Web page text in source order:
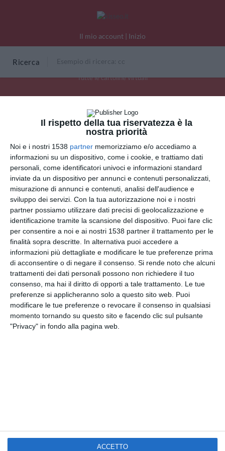
Il rispetto della tua riservatezza è la
nostra priorità
Noi e i nostri 1538 partner memorizziamo e/o accediamo a
informazioni su un dispositivo, come i cookie, e trattiamo dati
personali, come identificatori univoci e informazioni standard
inviate da un dispositivo per annunci e contenuti personalizzati,
misurazione di annunci e contenuti, analisi dell'audience e
sviluppo dei servizi. Con la tua autorizzazione noi e i nostri
partner possiamo utilizzare dati precisi di geolocalizzazione e
identificazione tramite la scansione del dispositivo. Puoi fare clic
per consentire a noi e ai nostri 1538 partner il trattamento per le
finalità sopra descritte. In alternativa puoi accedere a
informazioni più dettagliate e modificare le tue preferenze prima
di acconsentire o di negare il consenso. Si rende noto che alcuni
trattamenti dei dati personali possono non richiedere il tuo
consenso, ma hai il diritto di opporti a tale trattamento. Le tue
preferenze si applicheranno solo a questo sito web. Puoi
modificare le tue preferenze o revocare il consenso in qualsiasi
momento tornando su questo sito e facendo clic sul pulsante
"Privacy" in fondo alla pagina web.
ACCETTO
Il mio account | Inizio
Ricerca
Tutte le cartoline virtuali
Dadi per il Venerdì 13
INVIA QUESTA CARTOLINA
via Email(GRATUITO)
CONDIVIDI QUESTA
CARTOLINA
Facebook, Twitter, WhatsApp, ...
VEDI ALTRE CARTOLINE DI
QUESTE CATEGORIE
Cartoline Feste et Festività
Cartoline Tradizioni Popolari
Kisseo©